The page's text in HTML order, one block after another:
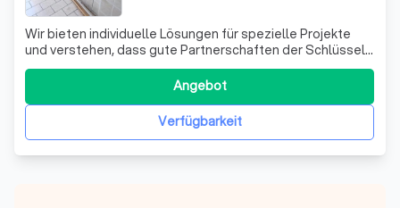
Wir bieten individuelle Lösungen für spezielle Projekte
und verstehen, dass gute Partnerschaften der Schlüssel
zum Erfolg sind. Mit unserer Expertise finden wir die
optimale Lösung, die genau auf Ihre Bedürfnisse
zugeschnitten ist. Kontaktieren Sie uns noch heute und
fordern Sie ein kostenloses Ange
Verfügbarkeit
Angebot